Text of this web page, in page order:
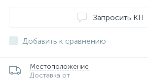
Запросить КП
Добавить к сравнению
Местоположение
Доставка от